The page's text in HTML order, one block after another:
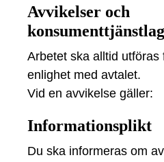
Avvikelser och
Arbetet ska alltid utföras
enlighet med avtalet.
Vid en avvikelse gäller:
Informationsplikt
Du ska informeras om